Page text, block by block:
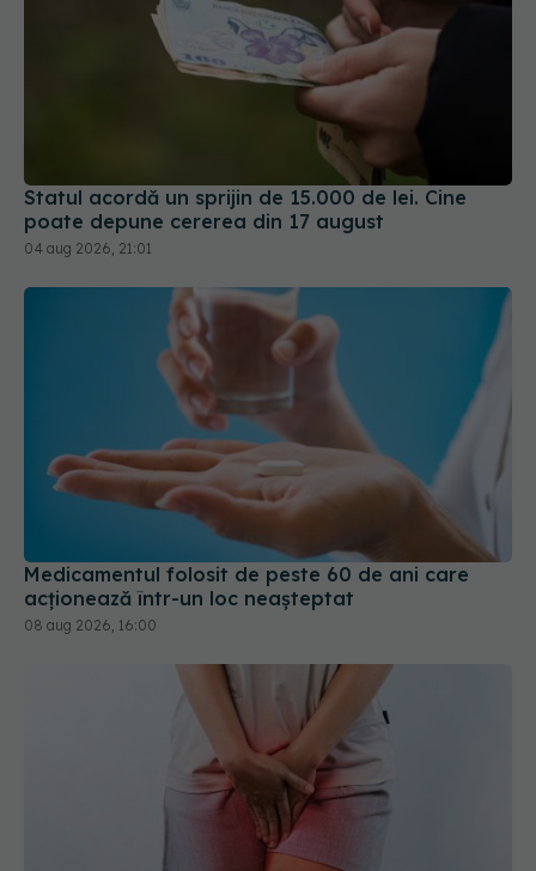
Statul acordă un sprijin de 15.000 de lei. Cine
poate depune cererea din 17 august
04 aug 2026, 21:01
Medicamentul folosit de peste 60 de ani care
acționează într-un loc neașteptat
08 aug 2026, 16:00